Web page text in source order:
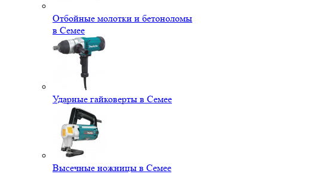
Отбойные молотки и бетоноломы
в Семее
Ударные гайковерты в Семее
Высечные ножницы в Семее